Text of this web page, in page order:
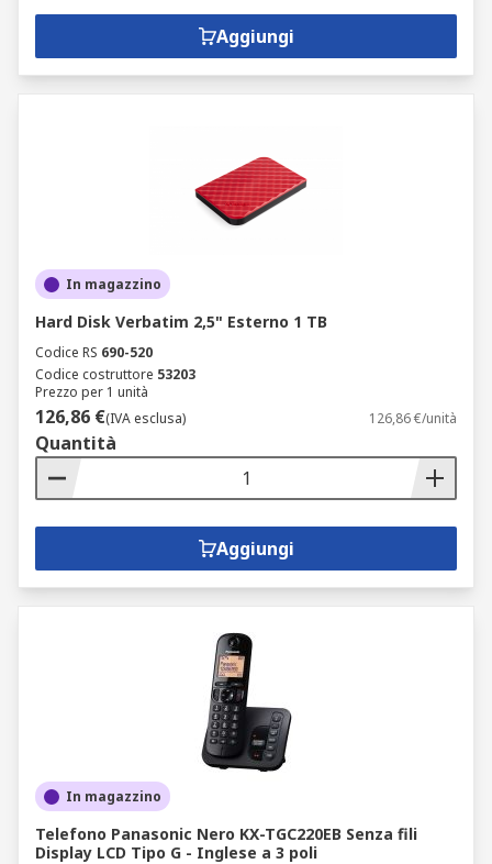
Aggiungi
In magazzino
Hard Disk Verbatim 2,5" Esterno 1 TB
Codice RS 690-520
Codice costruttore 53203
Prezzo per 1 unità
126,86 €(IVA esclusa) 126,86 €/unità
Quantità
Aggiungi
In magazzino
Telefono Panasonic Nero KX-TGC220EB Senza fili
Display LCD Tipo G - Inglese a 3 poli